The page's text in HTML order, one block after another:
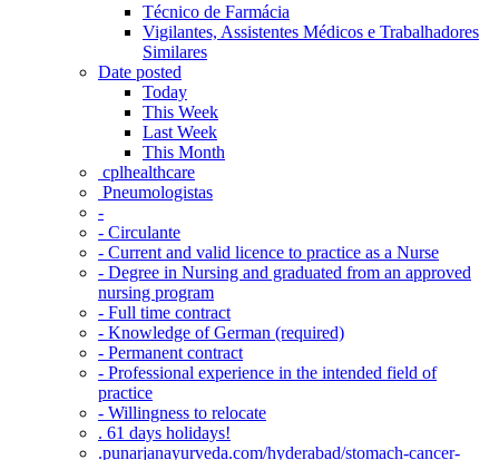
Técnico de Farmácia
Vigilantes, Assistentes Médicos e Trabalhadores
Similares
Date posted
Today
This Week
Last Week
This Month
‎ cplhealthcare‬
Pneumologistas
-
- Circulante
- Current and valid licence to practice as a Nurse
- Degree in Nursing and graduated from an approved
nursing program
- Full time contract
- Knowledge of German (required)
- Permanent contract
- Professional experience in the intended field of
practice
- Willingness to relocate
. 61 days holidays!
.punarjanayurveda.com/hyderabad/stomach-cancer-